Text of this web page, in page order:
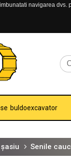
navigarea
buldoexcavator
Senile